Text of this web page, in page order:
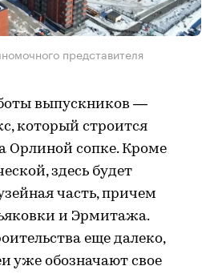
представителя
выпускников —
который строится
Орлиной сопке. Кроме
здесь будет
часть, причем
и Эрмитажа.
еще далеко,
уже обозначают свое